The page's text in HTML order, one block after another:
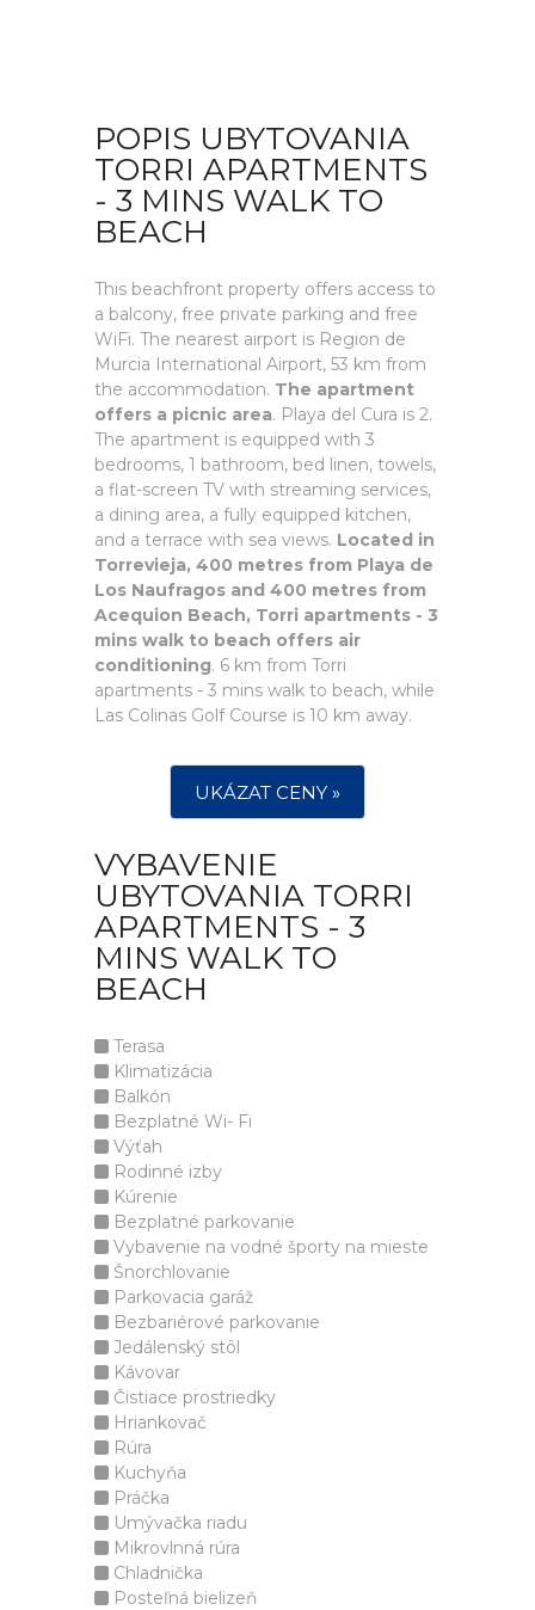
POPIS UBYTOVANIA
TORRI APARTMENTS
- 3 MINS WALK TO
BEACH
This beachfront property offers access to
a balcony, free private parking and free
WiFi. The nearest airport is Region de
Murcia International Airport, 53 km from
the accommodation. The apartment
offers a picnic area. Playa del Cura is 2.
The apartment is equipped with 3
bedrooms, 1 bathroom, bed linen, towels,
a flat-screen TV with streaming services,
a dining area, a fully equipped kitchen,
and a terrace with sea views. Located in
Torrevieja, 400 metres from Playa de
Los Naufragos and 400 metres from
Acequion Beach, Torri apartments - 3
mins walk to beach offers air
conditioning. 6 km from Torri
apartments - 3 mins walk to beach, while
Las Colinas Golf Course is 10 km away.
UKÁZAT CENY »
VYBAVENIE
UBYTOVANIA TORRI
APARTMENTS - 3
MINS WALK TO
BEACH
Terasa
Klimatizácia
Balkón
Bezplatné Wi- Fi
Výťah
Rodinné izby
Kúrenie
Bezplatné parkovanie
Vybavenie na vodné športy na mieste
Šnorchlovanie
Parkovacia garáž
Bezbariérové parkovanie
Jedálenský stôl
Kávovar
Čistiace prostriedky
Hriankovač
Rúra
Kuchyňa
Práčka
Umývačka riadu
Mikrovlnná rúra
Chladnička
Posteľná bielizeň